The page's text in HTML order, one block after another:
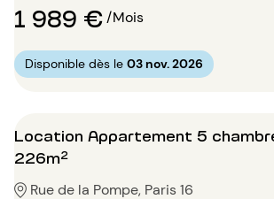
1 989 €/Mois
Disponible dès le 03 nov. 2026
Location Appartement 5
226m²
Rue de la Pompe, Paris 16